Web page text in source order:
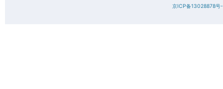
京ICP备13028878号